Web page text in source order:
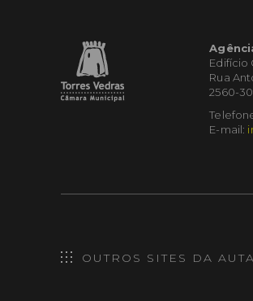
Edifício
Rua
2560-
E-mail:
OUTROS SITES DA